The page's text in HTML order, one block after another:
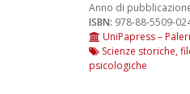
Anno di
ISBN: 978-88-5509-
UniPapress –
Scienze storiche,
psicologiche